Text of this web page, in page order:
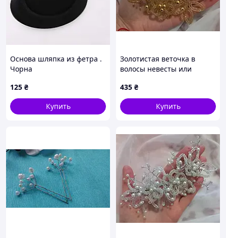
Основа шляпка из фетра .
Чорна
125 ₴
Купить
Золотистая веточка в
волосы невесты или
работа
435 ₴
Купить